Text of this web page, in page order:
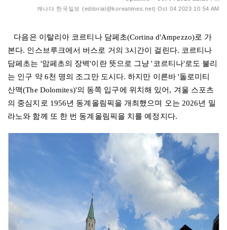
캐나다 한국일보 (editorial@koreatimes.net) Oct 04 2023 10:54 AM
다음은 이탈리아 코르티나 담페초(Cortina d'Ampezzo)로 가
본다. 인스브루크에서 버스로 거의 3시간이 걸린다. 코르티나
담페초는 '암페초의 장벽'이란 뜻으로 그냥 ' 코르티나'로도 불리
는 인구 약6천 명의 조그만 도시다.하지만 이른바'돌로미티
산맥(The Dolomites)'의 동쪽 입구에 위치해 있어 , 겨울 스포츠
의 중심지로 1956년 동계올림픽을 개최했으며 오는 2026년 밀
라노와 함께 또 한 번 동계올림픽을 치를 예정지다.